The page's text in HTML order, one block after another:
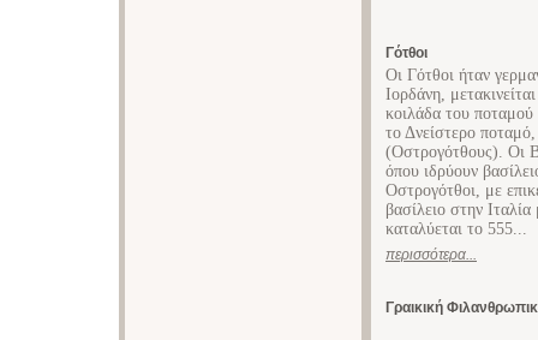
Γότθοι
Οι Γότθοι ήταν
Ιορδάνη,
κοιλάδα του ποταμού
το Δνείστερο
(Οστρογότθους). Οι
όπου ιδρύουν
Οστρογότθοι, με
βασίλειο στην
καταλύεται το 555...
περισσότερα...
Γραικική